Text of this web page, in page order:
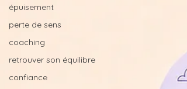
épuisement
perte de sens
coaching
retrouver son équilibre
confiance